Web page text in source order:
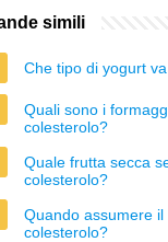
simili
Che tipo di yogurt
Quali sono i
colesterolo?
Quale frutta secca
colesterolo?
Quando assumere
colesterolo?